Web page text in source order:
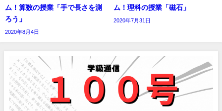
ム！算数の授業「手で長さを測
ろう」
2020年8月4日
ム！理科の授業「磁石」
2020年7月31日